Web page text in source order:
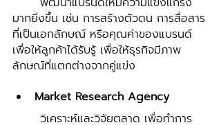
มากยิ่งขึ้น เช่น การสร้างตัวตน การสื่อสาร
ที่เป็นเอกลักษณ์ หรือคุณค่าของแบรนด์
เพื่อให้ลูกค้าได้รับรู้ เพื่อให้ธุรกิจมีภาพ
ลักษณ์ที่แตกต่างจากคู่แข่ง
Market Research Agency